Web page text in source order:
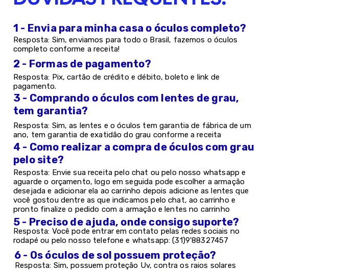
1 - Envia para minha casa o óculos completo?
Resposta: Sim, enviamos para todo o Brasil, fazemos o óculos
completo conforme a receita!
2 - Formas de pagamento?
Resposta: Pix, cartão de crédito e débito, boleto e link de
pagamento.
3 - Comprando o óculos com lentes de grau,
tem garantia?
Resposta: Sim, as lentes e o óculos tem garantia de fábrica de um
ano, tem garantia de exatidão do grau conforme a receita
4 - Como realizar a compra de óculos com grau
pelo site?
Resposta: Envie sua receita pelo chat ou pelo nosso whatsapp e
aguarde o orçamento, logo em seguida pode escolher a armação
desejada e adicionar ela ao carrinho depois adicione as lentes que
você gostou dentre as que indicamos pelo chat, ao carrinho e
pronto finalize o pedido com a armação e lentes no carrinho
5 - Preciso de ajuda, onde consigo suporte?
Resposta: Você pode entrar em contato pelas redes sociais no
rodapé ou pelo nosso telefone e whatsapp: (31)9'88327457
6 - Os óculos de sol possuem proteção?
Resposta: Sim, possuem proteção Uv, contra os raios solares